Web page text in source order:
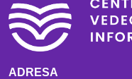
ADRESA